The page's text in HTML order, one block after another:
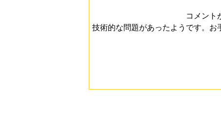
コメント
技術的な問題があったようです。お